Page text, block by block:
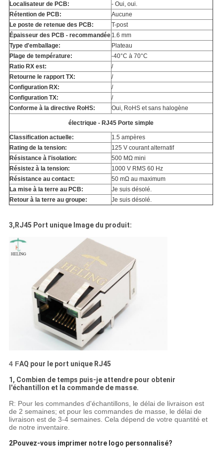
Localisateur de PCB:
- Oui, oui.
Rétention de PCB:
Aucune
Le poste de retenue des PCB:
T-post
Épaisseur des PCB - recommandée 1.6 mm
Type d'emballage:
Plateau
Plage de température:
-40°C à 70°C
Ratio RX est:
/
Retourne le rapport TX:
/
Configuration RX:
/
Configuration TX:
/
Conforme à la directive RoHS:
Oui, RoHS et sans halogène
électrique - RJ45 Porte simple
Classification actuelle:
1.5 ampères
Rating de la tension:
125 V courant alternatif
Résistance à l'isolation:
500 MΩ mini
Résistez à la tension:
1000 V RMS 60 Hz
Résistance au contact:
50 mΩ au maximum
La mise à la terre au PCB:
Je suis désolé.
Retour à la terre au groupe:
Je suis désolé.
3,RJ45 Port unique Image du produit:
4 FAQ pour le port unique RJ45
1, Combien de temps puis-je attendre pour obtenir
l'échantillon et la commande de masse.
R: Pour les commandes d'échantillons, le délai de livraison est
de 2 semaines; et pour les commandes de masse, le délai de
livraison est de 3-4 semaines. Cela dépend de votre quantité et
de notre inventaire.
2Pouvez-vous imprimer notre logo personnalisé?